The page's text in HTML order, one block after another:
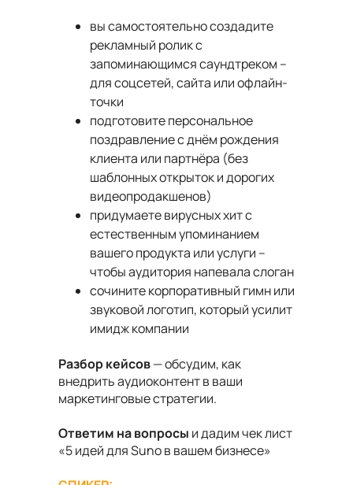
вы самостоятельно создадите
рекламный ролик с
запоминающимся саундтреком –
для соцсетей, сайта или офлайн-
точки
подготовите персональное
поздравление с днём рождения
клиента или партнёра (без
шаблонных открыток и дорогих
видеопродакшенов)
придумаете вирусных хит с
естественным упоминанием
вашего продукта или услуги –
чтобы аудитория напевала слоган
сочините корпоративный гимн или
звуковой логотип, который усилит
имидж компании
Разбор кейсов— обсудим, как
внедрить аудиоконтент в ваши
маркетинговые стратегии.
Ответим на вопросы и дадим чек лист
«5 идей для Suno в вашем бизнесе»